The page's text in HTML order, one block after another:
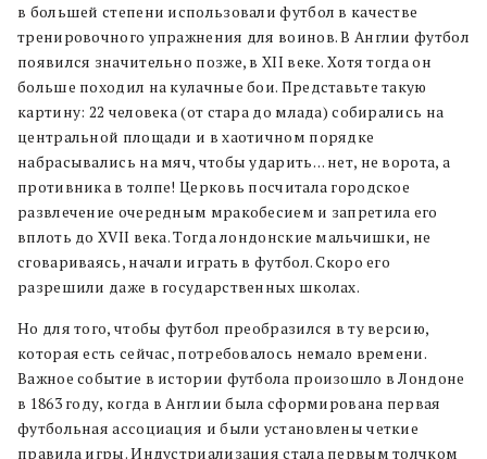
в большей степени использовали футбол в качестве
тренировочного упражнения для воинов. В Англии футбол
появился значительно позже, в XII веке. Хотя тогда он
больше походил на кулачные бои. Представьте такую
картину: 22 человека (от стара до млада) собирались на
центральной площади и в хаотичном порядке
набрасывались на мяч, чтобы ударить… нет, не ворота, а
противника в толпе! Церковь посчитала городское
развлечение очередным мракобесием и запретила его
вплоть до XVII века. Тогда лондонские мальчишки, не
сговариваясь, начали играть в футбол. Скоро его
разрешили даже в государственных школах.
Но для того, чтобы футбол преобразился в ту версию,
которая есть сейчас, потребовалось немало времени.
Важное событие в истории футбола произошло в Лондоне
в 1863 году, когда в Англии была сформирована первая
футбольная ассоциация и были установлены четкие
правила игры. Индустриализация стала первым толчком